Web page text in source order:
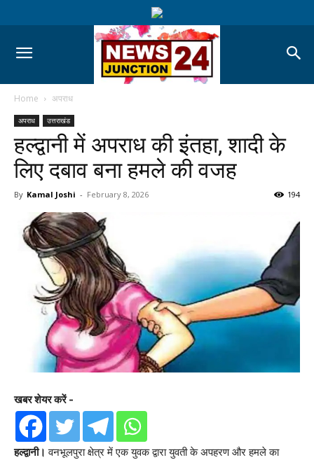
Home अपराध
अपराध उत्तराखंड
हल्द्वानी में अपराध की इंतहा, शादी के
लिए दबाव बना हमले की वजह
By Kamal Joshi - February 8, 2026 194
खबर शेयर करें -
हल्द्वानी। वनभूलपुरा क्षेत्र में एक युवक द्वारा युवती के अपहरण और हमले का